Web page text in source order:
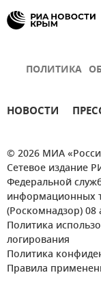
ПОЛИТИКА
НОВОСТИ
© 2026 МИА
Сетевое издание
Федеральной
информационных
(Роскомнадзор) 08
Политика
логирования
Политика
Правила